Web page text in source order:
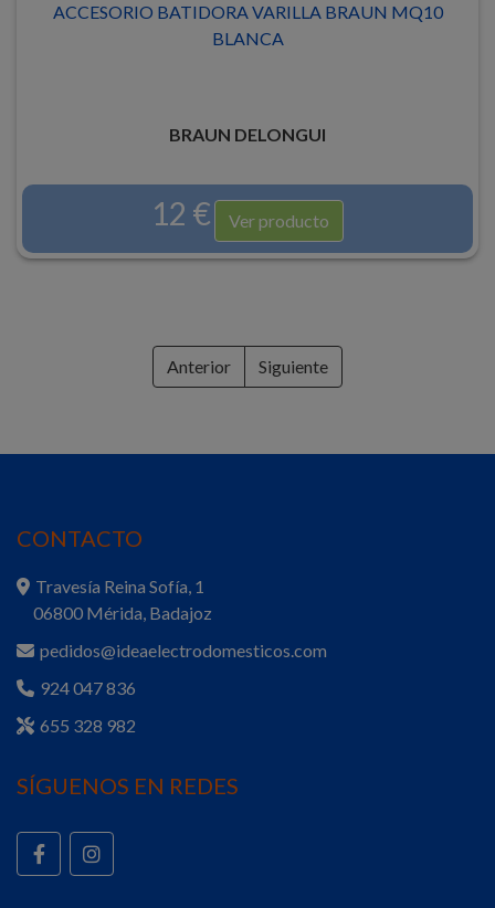
ACCESORIO BATIDORA VARILLA BRAUN MQ10
BLANCA
BRAUN DELONGUI
12 € Ver producto
Anterior Siguiente
CONTACTO
Travesía Reina Sofía, 1
06800 Mérida, Badajoz
pedidos@ideaelectrodomesticos.com
924 047 836
655 328 982
SÍGUENOS EN REDES